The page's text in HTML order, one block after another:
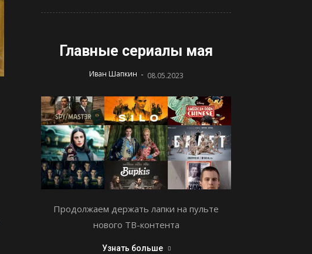
Главные сериалы мая
Иван Шапкин - 08.05.2023
Продолжаем держать лапки на пульте
нового ТВ-контента
Узнать больше